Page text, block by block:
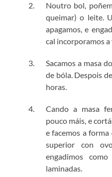
Noutro bol,
queimar) o leite.
apagamos, e
cal incorporamos
Sacamos a masa
de bóla. Despois
horas.
Cando a masa
pouco máis, e
e facemos a
superior con
engadimos
laminadas.